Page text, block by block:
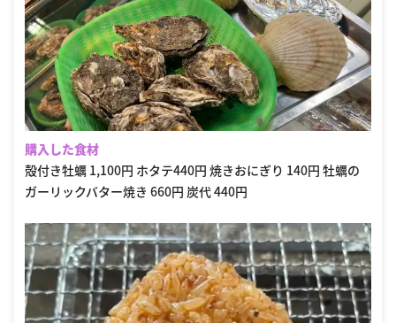
購入した食材
殻付き牡蠣 1,100円 ホタテ440円 焼きおにぎり 140円 牡蠣の
ガーリックバター焼き 660円 炭代 440円